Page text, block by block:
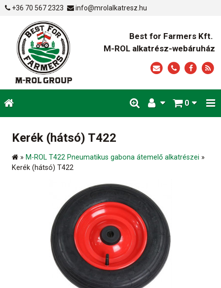
+36 70 567 2323 info@mrolalkatresz.hu
Best for Farmers Kft.
M-ROL alkatrész-webáruház
0
Kerék (hátsó) T422
» M-ROL T422 Pneumatikus gabona átemelő alkatrészei »
Kerék (hátsó) T422